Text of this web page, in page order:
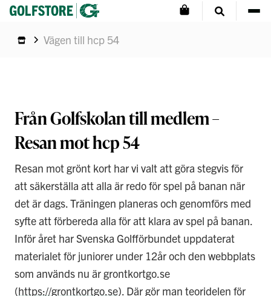
Vägen till hcp 54
Från Golfskolan till medlem –
Resan mot hcp 54
Resan mot grönt kort har vi valt att göra stegvis för
att säkerställa att alla är redo för spel på banan när
det är dags. Träningen planeras och genomförs med
syfte att förbereda alla för att klara av spel på banan.
Inför året har Svenska Golfförbundet uppdaterat
materialet för juniorer under 12år och den webbplats
som används nu är grontkortgo.se
(https://grontkortgo.se). Där gör man teoridelen för